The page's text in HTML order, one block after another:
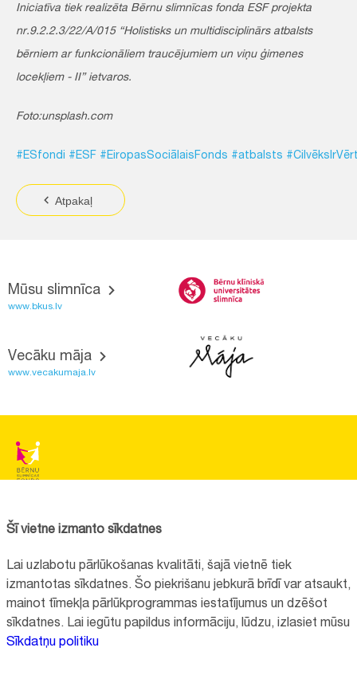
Iniciatīva tiek realizēta Bērnu slimnīcas fonda ESF projekta
nr.9.2.2.3/22/A/015 “Holistisks un multidisciplinārs atbalsts
bērniem ar funkcionāliem traucējumiem un viņu ģimenes
locekļiem - II” ietvaros.
Foto:unsplash.com
#ESfondi #ESF #EiropasSociālaisFonds #atbalsts
Atpakaļ
Mūsu slimnīca
www.bkus.lv
Vecāku māja
www.vecakumaja.lv
Reģistrācijas nr.:40008057120
+371 67064475
Visi kontakti
Šī vietne izmanto sīkdatnes
Lai uzlabotu pārlūkošanas kvalitāti, šajā vietnē tiek
izmantotas sīkdatnes. Šo piekrišanu jebkurā brīdī var atsaukt,
mainot tīmekļa pārlūkprogrammas iestatījumus un dzēšot
sīkdatnes. Lai iegūtu papildus informāciju, lūdzu, izlasiet mūsu
Sīkdatņu politiku